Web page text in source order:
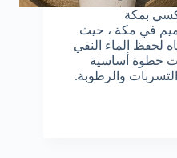
بمكة
التصميم في مكة ، حيث
لحفظ الماء النقي
خطوة أساسية
والرطوبة.